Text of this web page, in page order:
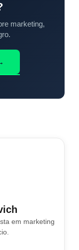
marketing,
em marketing